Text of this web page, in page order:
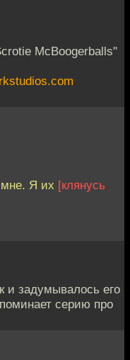
McBoogerballs"
мне. Я их [клянусь
и задумывалось его
серию про